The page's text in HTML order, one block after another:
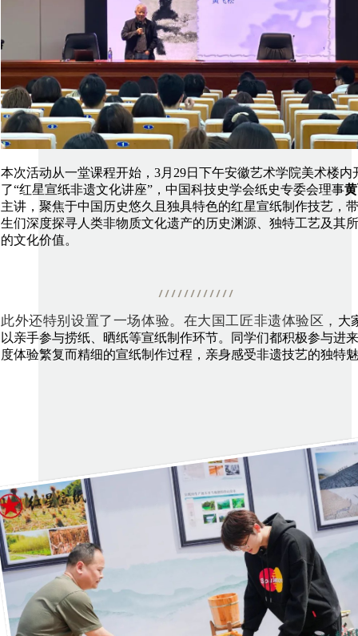
本次活动从一堂课程开始，3月29日下午安徽艺术学院美术楼内
了“红星宣纸非遗文化讲座”，中国科技史学会纸史专委会理事
主讲，聚焦于中国历史悠久且独具特色的红星宣纸制作技艺，
生们深度探寻人类非物质文化遗产的历史渊源、独特工艺及其
的文化价值。
此外还特别设置了一场体验。在大国工匠非遗体验区， 大
以亲手参与捞纸、晒纸等宣纸制作环节。同学们都积极参与进
度体验繁复而精细的宣纸制作过程，亲身感受非遗技艺的独特